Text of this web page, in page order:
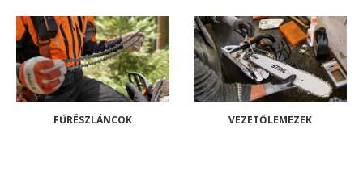
FŰRÉSZLÁNCOK VEZETŐLEMEZEK